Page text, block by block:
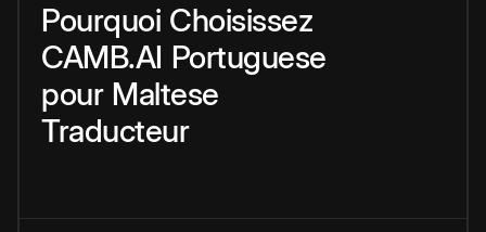
Pourquoi Choisissez
CAMB.AI Portuguese
pour Maltese
Traducteur